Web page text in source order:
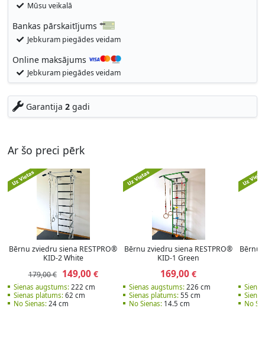
Mūsu veikalā
Bankas pārskaitījums
Jebkuram piegādes veidam
Online maksājums
Jebkuram piegādes veidam
Garantija 2gadi
Ar šo preci pērk
Bērnu zviedru siena RESTPRO®
KID-2 White
179,00 €
149,00€
Sienas augstums:222 cm
Sienas platums:62 cm
No Sienas:24 cm
Bērnu zviedru siena RESTPRO®
KID-1 Green
169,00 €
Sienas augstums:226 cm
Sienas platums:55 cm
No Sienas:14.5 cm
Bērnu
No